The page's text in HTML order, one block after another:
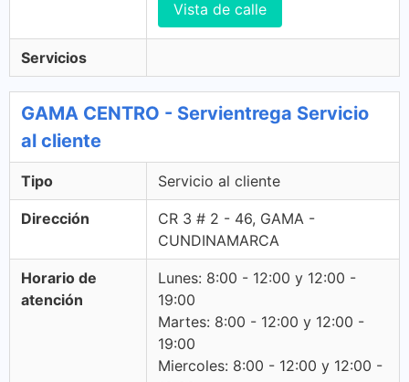
Vista de calle
Servicios
GAMA CENTRO - Servientrega Servicio
al cliente
Tipo Servicio al cliente
Dirección
CR 3 # 2 - 46, GAMA -
CUNDINAMARCA
Horario de
atención
Lunes: 8:00 - 12:00 y 12:00 -
19:00
Martes: 8:00 - 12:00 y 12:00 -
19:00
Miercoles: 8:00 - 12:00 y 12:00 -